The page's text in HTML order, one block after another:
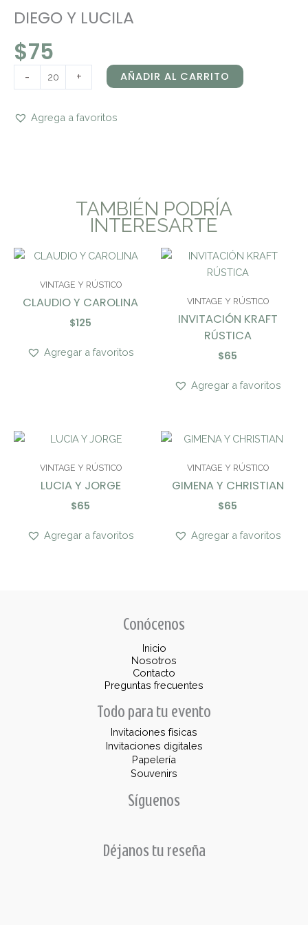
DIEGO Y LUCILA
$75
- + AÑADIR AL CARRITO
Agrega a favoritos
TAMBIÉN PODRÍA
INTERESARTE
VINTAGE Y RÚSTICO
CLAUDIO Y CAROLINA
$125
Agregar a favoritos
VINTAGE Y RÚSTICO
INVITACIÓN KRAFT
RÚSTICA
$65
Agregar a favoritos
VINTAGE Y RÚSTICO
LUCIA Y JORGE
$65
Agregar a favoritos
VINTAGE Y RÚSTICO
GIMENA Y CHRISTIAN
$65
Agregar a favoritos
Conócenos
Inicio
Nosotros
Contacto
Preguntas frecuentes
Todo para tu evento
Invitaciones físicas
Invitaciones digitales
Papelería
Souvenirs
Síguenos
Déjanos tu reseña